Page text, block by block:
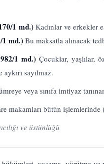
1 md.) Kadınlar ve erkekler
1 md.) Bu maksatla alınacak
1 md.)Çocuklar, yaşlılar,
sayılmaz.
veya sınıfa imtiyaz
makamları bütün
ve üstünlüğü